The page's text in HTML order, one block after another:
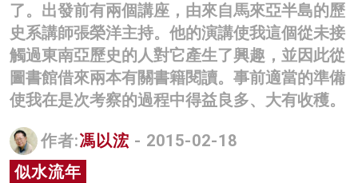
科技
影片
名家榜
灼見活動
關於我們
了。出發前有兩個講座，由來自馬來亞半島的歷
史系講師張榮洋主持。他的演講使我這個從未接
觸過東南亞歷史的人對它產生了興趣，並因此從
圖書館借來兩本有關書籍閱讀。事前適當的準備
使我在是次考察的過程中得益良多、大有收穫。
作者:馮以浤 - 2015-02-18
似水流年